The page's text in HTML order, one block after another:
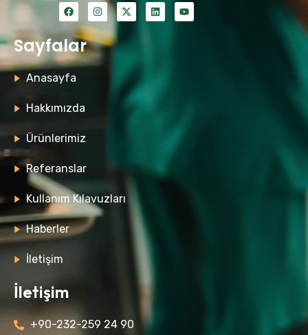
Sayfalar
Anasayfa
Hakkımızda
Ürünlerimiz
Referanslar
Kullanım Kılavuzları
Haberler
İletişim
İletişim
+90-232-259 24 90